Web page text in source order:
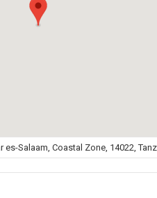
Salaam, Coastal Zone, 14022,